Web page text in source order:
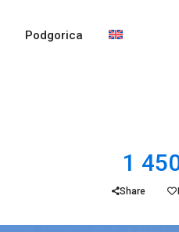
Podgorica
1
Share